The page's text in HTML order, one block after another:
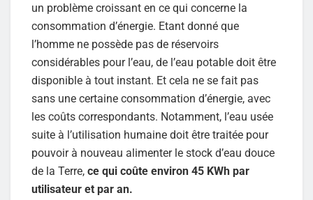
un problème croissant en ce qui concerne la
consommation d’énergie. Etant donné que
l’homme ne possède pas de réservoirs
considérables pour l’eau, de l’eau potable doit être
disponible à tout instant. Et cela ne se fait pas
sans une certaine consommation d’énergie, avec
les coûts correspondants. Notamment, l’eau usée
suite à l’utilisation humaine doit être traitée pour
pouvoir à nouveau alimenter le stock d’eau douce
de la Terre, ce qui coûte environ 45 KWh par
utilisateur et par an.